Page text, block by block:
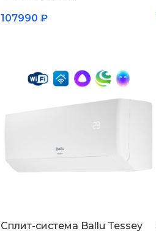
107990 ₽
Сплит-система Ballu Tessey